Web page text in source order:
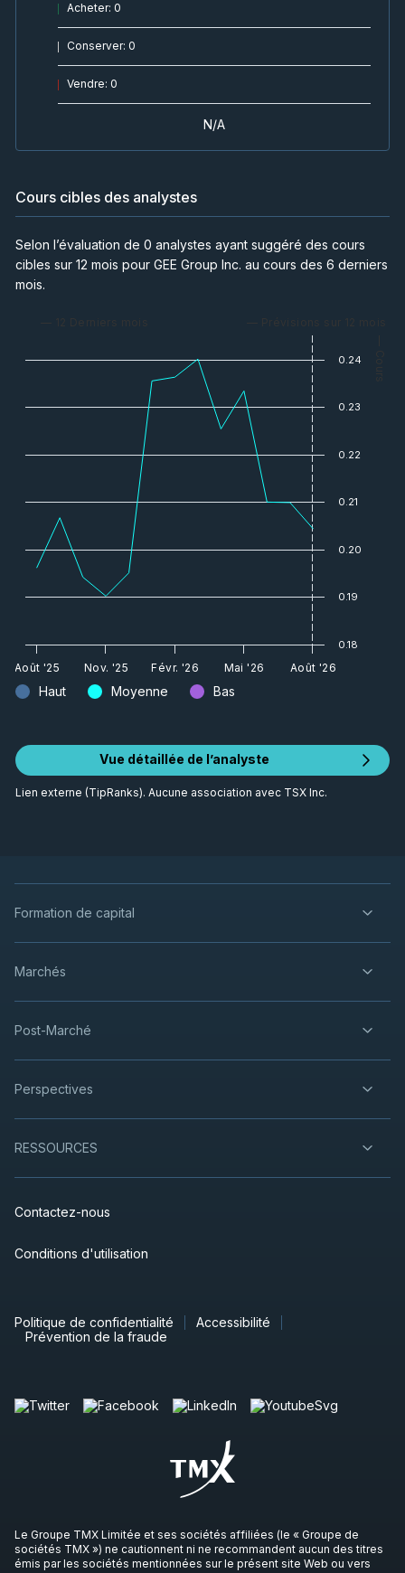
Acheter: 0
Conserver: 0
Vendre: 0
N/A
Cours cibles des analystes
Haut Moyenne Bas
Selon l’évaluation de 0 analystes ayant suggéré des cours
cibles sur 12 mois pour GEE Group Inc. au cours des 6 derniers
mois.
— 12 Derniers mois — Prévisions sur 12 mois
— Cours
Août '25 Nov. '25 Févr. '26 Mai '26 Août '26
0.18
0.19
0.20
0.21
0.22
0.23
0.24
Vue détaillée de l’analyste
Lien externe (TipRanks). Aucune association avec TSX Inc.
Formation de capital
Marchés
Post-Marché
Perspectives
RESSOURCES
Contactez-nous
Conditions d'utilisation
Politique de confidentialité
Accessibilité
Prévention de la fraude
Le Groupe TMX Limitée et ses sociétés affiliées (le « Groupe de
sociétés TMX ») ne cautionnent ni ne recommandent aucun des titres
émis par les sociétés mentionnées sur le présent site Web ou vers